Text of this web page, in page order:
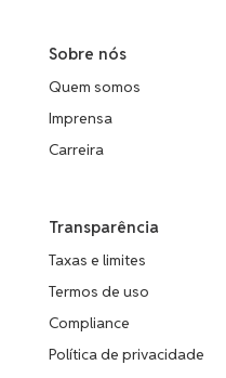
Sobre nós
Quem somos
Imprensa
Carreira
Transparência
Taxas e limites
Termos de uso
Compliance
Política de privacidade